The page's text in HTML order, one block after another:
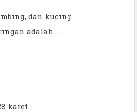
dan kucing.
adalah ....
karet